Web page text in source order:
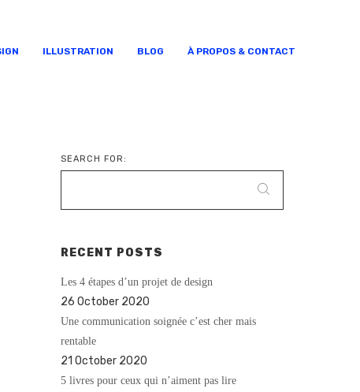
ILLUSTRATION BLOG À PROPOS & CONTACT
SEARCH FOR:
RECENT POSTS
Les 4 étapes d’un projet de design
26 October 2020
Une communication soignée c’est cher mais
rentable
21 October 2020
5 livres pour ceux qui n’aiment pas lire